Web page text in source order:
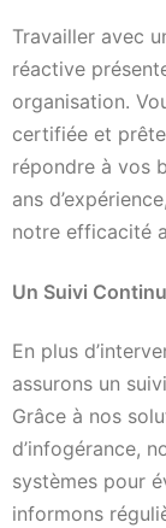
Travailler avec
réactive
organisation.
certifiée et
répondre à vos
ans
notre efficacité
Un Suivi
En plus
assurons un
Grâce à nos
d’infogérance,
systèmes pour
informons